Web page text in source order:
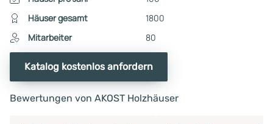
Häuser gesamt
1800
Mitarbeiter
80
Katalog kostenlos anfordern
Bewertungen von AKOST Holzhäuser